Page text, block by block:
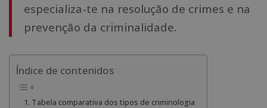
especializa-te na resolução de crimes e na
prevenção da criminalidade.
Índice de contenidos
Tabela comparativa dos tipos de criminologia